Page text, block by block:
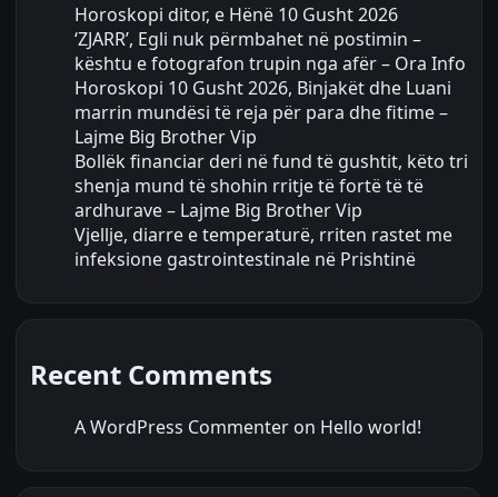
Horoskopi ditor, e Hënë 10 Gusht 2026
‘ZJARR’, Egli nuk përmbahet në postimin –
kështu e fotografon trupin nga afër – Ora Info
Horoskopi 10 Gusht 2026, Binjakët dhe Luani
marrin mundësi të reja për para dhe fitime –
Lajme Big Brother Vip
Bollëk financiar deri në fund të gushtit, këto tri
shenja mund të shohin rritje të fortë të të
ardhurave – Lajme Big Brother Vip
Vjellje, diarre e temperaturë, rriten rastet me
infeksione gastrointestinale në Prishtinë
Recent Comments
A WordPress Commenter on Hello world!